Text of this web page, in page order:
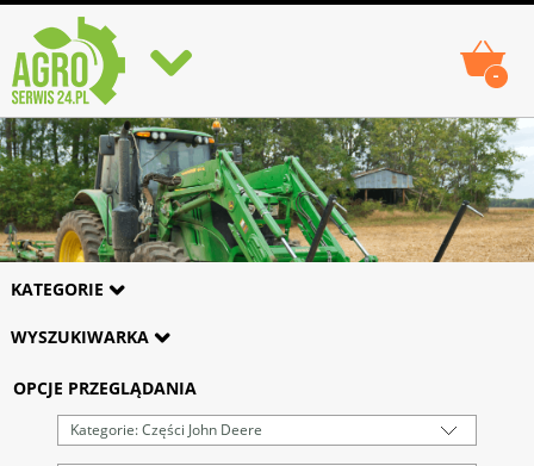
-
KATEGORIE
WYSZUKIWARKA
OPCJE PRZEGLĄDANIA
Kategorie: Części John Deere